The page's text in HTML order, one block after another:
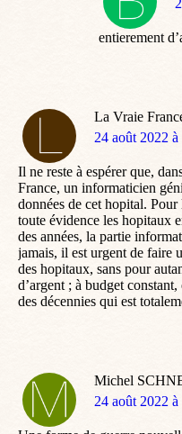
entierement
La Vraie
dit
24 août 2022
Il ne reste à espérer que,
France, un informaticien
données de cet hopital. Pour
toute évidence les hopitaux
des années, la partie
jamais, il est urgent de faire
des hopitaux, sans pour
d’argent ; à budget
des décennies qui est
Michel
dit
24 août 2022